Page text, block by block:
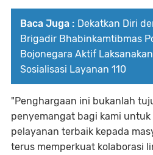
Baca Juga : Dekatkan Diri
Brigadir Bhabinkamtibmas
Bojonegara Aktif
Sosialisasi Layanan 110
"Penghargaan ini bukanlah
penyemangat bagi kami
pelayanan terbaik kepada
terus memperkuat kolaborasi